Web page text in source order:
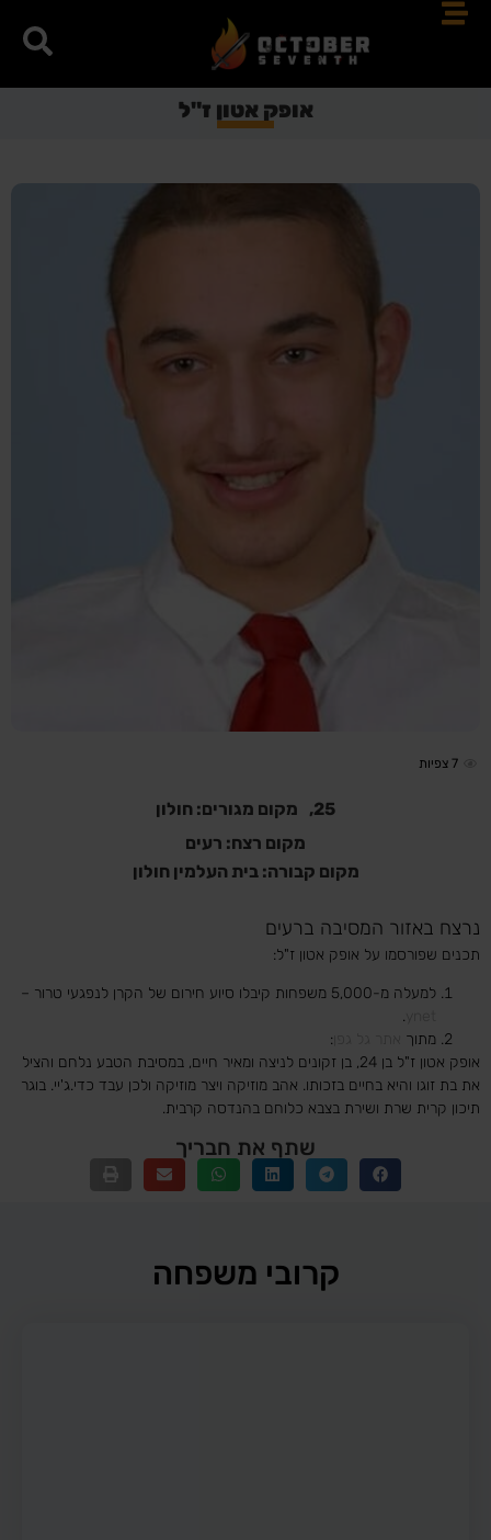
אופק אטון ז"ל
7 צפיות
25,
מקום מגורים: חולון
מקום רצח: רעים
מקום קבורה: בית העלמין חולון
נרצח באזור המסיבה ברעים
תכנים שפורסמו על אופק אטון ז"ל:
למעלה מ-5,000 משפחות קיבלו סיוע חירום של הקרן לנפגעי טרור –
.
מתוך
:
אופק אטון ז"ל בן 24, בן זקונים לניצה ומאיר חיים, במסיבת הטבע נלחם והציל
את בת זוגו והיא בחיים בזכותו. אהב מוזיקה ויצר מוזיקה ולכן עבד כדי.ג'יי. בוגר
תיכון קרית שרת ושירת בצבא כלוחם בהנדסה קרבית.
שתף את חבריך
קרובי משפחה